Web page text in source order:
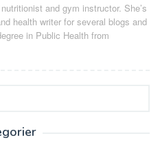
and gym instructor. She’s
health writer for several blogs and
in Public Health from